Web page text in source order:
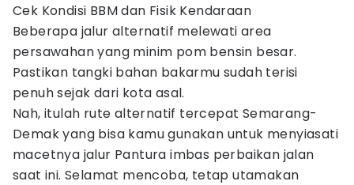
Cek Kondisi BBM dan Fisik Kendaraan
Beberapa jalur alternatif melewati area
persawahan yang minim pom bensin besar.
Pastikan tangki bahan bakarmu sudah terisi
penuh sejak dari kota asal.
Nah, itulah rute alternatif tercepat Semarang-
Demak yang bisa kamu gunakan untuk menyiasati
macetnya jalur Pantura imbas perbaikan jalan
saat ini. Selamat mencoba, tetap utamakan